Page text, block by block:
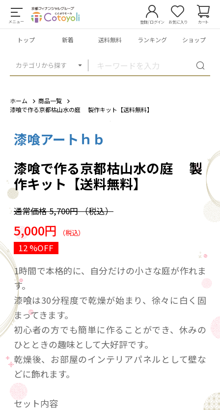
メニュー
カテゴリから探す
登録/ログイン お気に入り カート
トップ 新着 送料無料 ランキング ショップ
ホーム
商品一覧
漆喰で作る京都枯山水の庭 製作キット【送料無料】
漆喰アートｈｂ
漆喰で作る京都枯山水の庭 製
作キット【送料無料】
通常価格5,700円（税込）
5,000円 （税込）
12 %OFF
1時間で本格的に、自分だけの小さな庭が作れま
す。
漆喰は30分程度で乾燥が始まり、徐々に白く固
まってきます。
初心者の方でも簡単に作ることができ、休みの
ひとときの趣味として大好評です。
乾燥後、お部屋のインテリアパネルとして壁な
どに飾れます。
セット内容